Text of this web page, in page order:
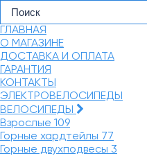
ГЛАВНАЯ
О МАГАЗИНЕ
ДОСТАВКА И ОПЛАТА
ГАРАНТИЯ
КОНТАКТЫ
ЭЛЕКТРОВЕЛОСИПЕДЫ
ВЕЛОСИПЕДЫ
Взрослые 109
Горные хардтейлы 77
Горные двухподвесы 3